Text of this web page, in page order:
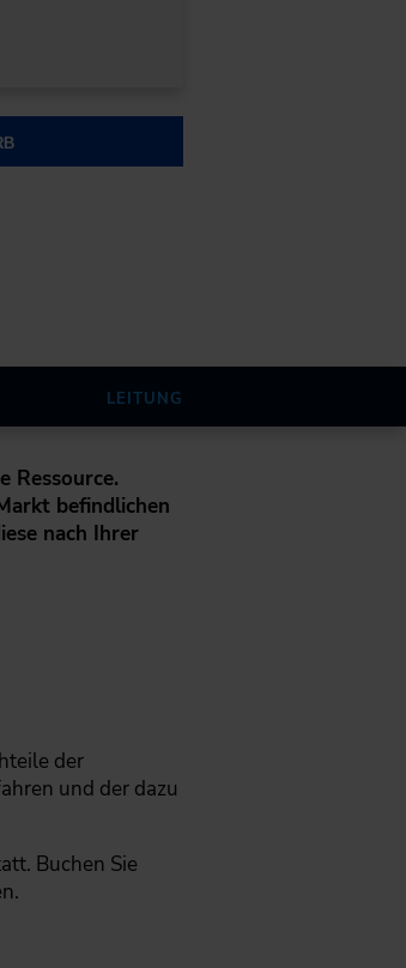
LEITUNG
Ressource.
befindlichen
nach Ihrer
der
und der dazu
Buchen Sie